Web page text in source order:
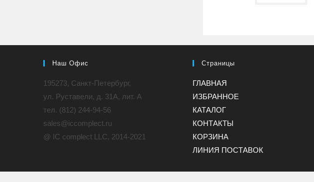
Наш Офис
195273, Санкт-Петербург,
ул. Руставели, д. 31A, лит. А
тел. (812) 244-94-56
sales@iccomplect.ru
@ IC complect LLC, 2014-2021
Страницы
ГЛАВНАЯ
ИЗБРАННОЕ
КАТАЛОГ
КОНТАКТЫ
КОРЗИНА
ЛИНИЯ ПОСТАВОК